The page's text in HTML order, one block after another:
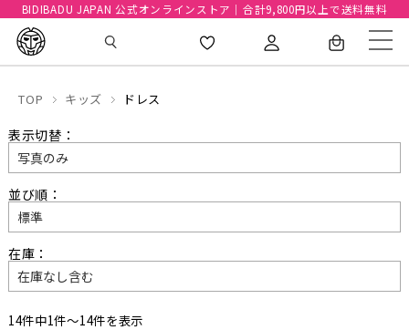
BIDIBADU JAPAN 公式オンラインストア｜合計9,800円以上で送料無料
TOP キッズ ドレス
表示切替：
並び順：
在庫：
14件中1件〜14件を表示